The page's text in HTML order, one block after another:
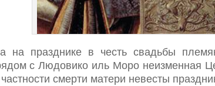
на празднике в честь свадьбы
с Людовико иль Моро неизменная
смерти матери невесты